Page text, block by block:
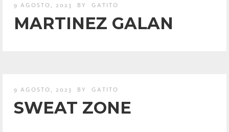
9 AGOSTO, 2023 BY GATITO
MARTINEZ GALAN
9 AGOSTO, 2023 BY GATITO
SWEAT ZONE